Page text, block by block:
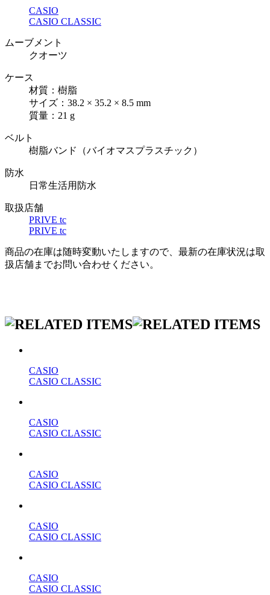
CASIO
CASIO CLASSIC
ムーブメント
クオーツ
ケース
材質：樹脂
サイズ：38.2 × 35.2 × 8.5 mm
質量：21 g
ベルト
樹脂バンド（バイオマスプラスチック）
防水
日常生活用防水
取扱店舗
PRIVE tc
PRIVE tc
商品の在庫は随時変動いたしますので、最新の在庫状況は取
扱店舗までお問い合わせください。
CASIO
CASIO CLASSIC
CASIO
CASIO CLASSIC
CASIO
CASIO CLASSIC
CASIO
CASIO CLASSIC
CASIO
CASIO CLASSIC